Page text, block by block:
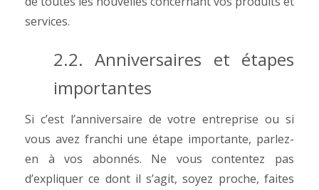
services.
2.2. Anniversaires et étapes
importantes
Si c’est l’anniversaire de votre entreprise ou si
vous avez franchi une étape importante, parlez-
en à vos abonnés. Ne vous contentez pas
d’expliquer ce dont il s’agit, soyez proche, faites